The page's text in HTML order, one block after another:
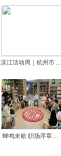
滨江活动周｜杭州市 ...
蝉鸣未歇 职场序章 ...